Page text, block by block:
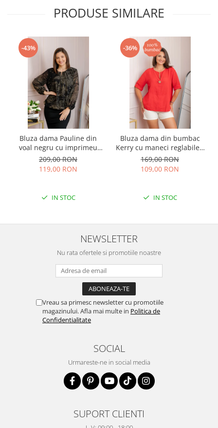
PRODUSE SIMILARE
-43%
Bluza dama Pauline din
voal negru cu imprimeu
floral auriu
209,00 RON
119,00 RON
IN STOC
-36%
Bluza dama din bumbac
Kerry cu maneci reglabile -
Rosu
169,00 RON
109,00 RON
IN STOC
NEWSLETTER
Nu rata ofertele si promotiile noastre
Vreau sa primesc newsletter cu promotiile
magazinului. Afla mai multe in Politica de
Confidentialitate
SOCIAL
Urmareste-ne in social media
SUPORT CLIENTI